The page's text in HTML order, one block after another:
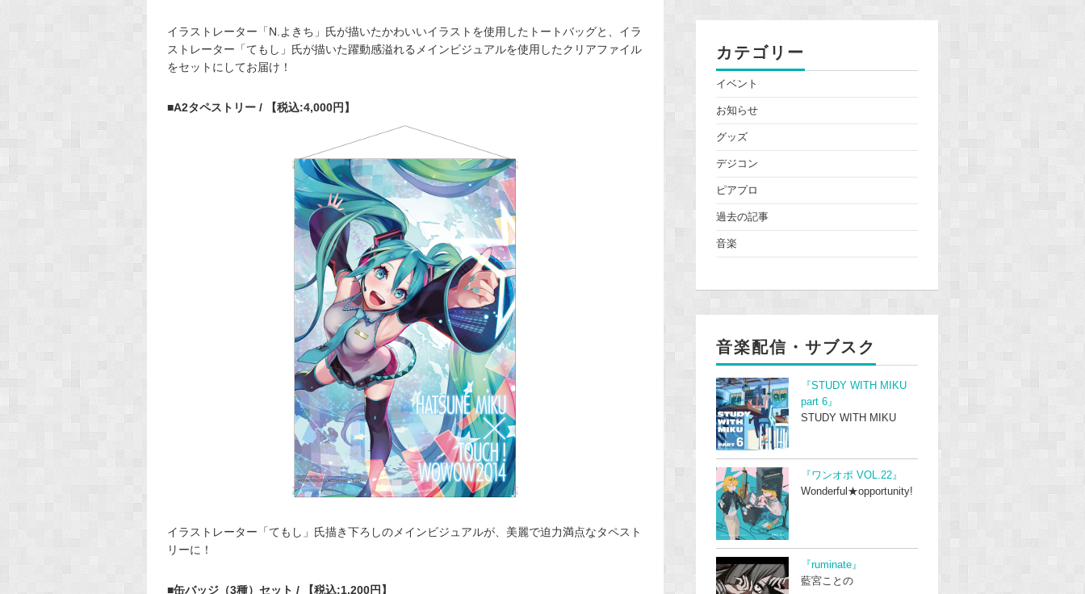
イラストレーター「N.よきち」氏が描いたかわいいイラストを使用したトートバッグと、イラ
ストレーター「てもし」氏が描いた躍動感溢れるメインビジュアルを使用したクリアファイル
をセットにしてお届け！
■A2タペストリー / 【税込:4,000円】
イラストレーター「てもし」氏描き下ろしのメインビジュアルが、美麗で迫力満点なタペスト
リーに！
■缶バッジ（3種）セット / 【税込:1,200円】
カテゴリー
イベント
お知らせ
グッズ
デジコン
ピアプロ
過去の記事
音楽
音楽配信・サブスク
『STUDY WITH MIKU
part 6』
STUDY WITH MIKU
『ワンオポ VOL.22』
Wonderful★opportunity!
『ruminate』
藍宮ことの